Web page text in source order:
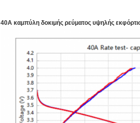
40Α καμπύλη δοκιμής ρεύματος υψηλής